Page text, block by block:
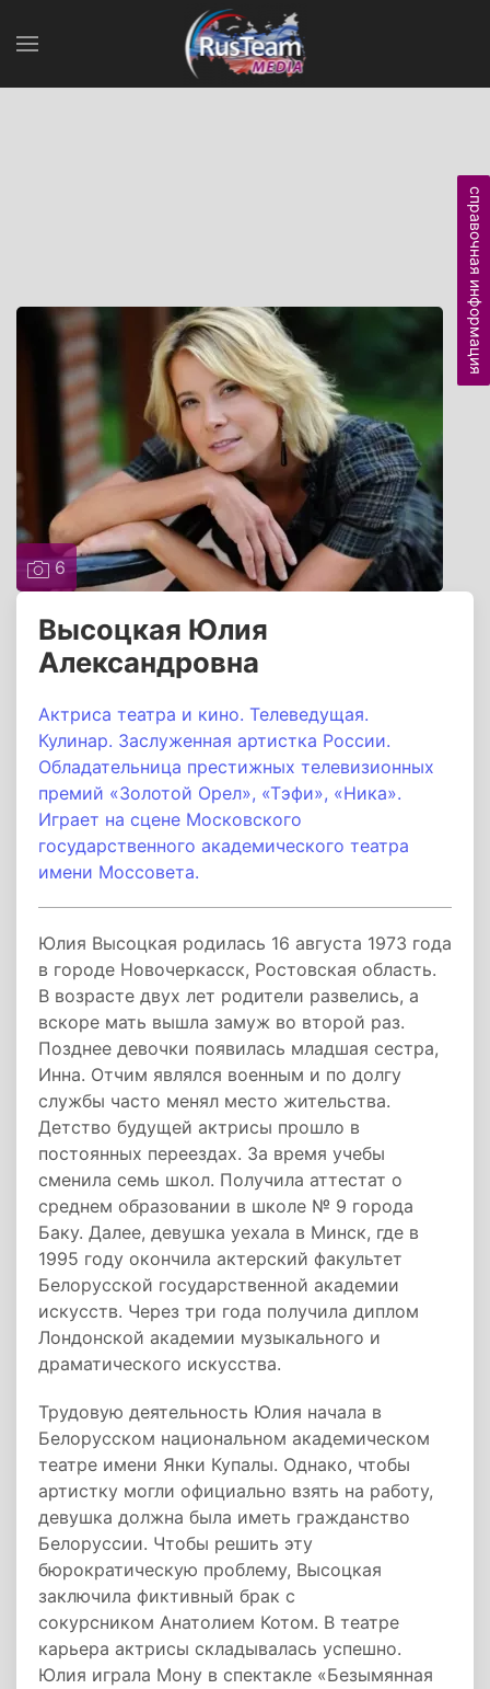
6
Высоцкая Юлия
Александровна
Актриса театра и кино. Телеведущая.
Кулинар. Заслуженная артистка России.
Обладательница престижных телевизионных
премий «Золотой Орел», «Тэфи», «Ника».
Играет на сцене Московского
государственного академического театра
имени Моссовета.
Юлия Высоцкая родилась 16 августа 1973 года
в городе Новочеркасск, Ростовская область.
В возрасте двух лет родители развелись, а
вскоре мать вышла замуж во второй раз.
Позднее девочки появилась младшая сестра,
Инна. Отчим являлся военным и по долгу
службы часто менял место жительства.
Детство будущей актрисы прошло в
постоянных переездах. За время учебы
сменила семь школ. Получила аттестат о
среднем образовании в школе № 9 города
Баку. Далее, девушка уехала в Минск, где в
1995 году окончила актерский факультет
Белорусской государственной академии
искусств. Через три года получила диплом
Лондонской академии музыкального и
драматического искусства.
Трудовую деятельность Юлия начала в
Белорусском национальном академическом
театре имени Янки Купалы. Однако, чтобы
артистку могли официально взять на работу,
девушка должна была иметь гражданство
Белоруссии. Чтобы решить эту
бюрократическую проблему, Высоцкая
заключила фиктивный брак с
сокурсником Анатолием Котом. В театре
карьера актрисы складывалась успешно.
Юлия играла Мону в спектакле «Безымянная
справочная информация